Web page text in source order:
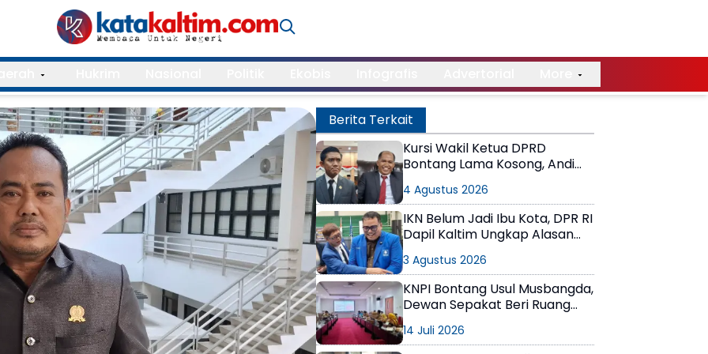
Berita Terkait
Kursi Wakil Ketua DPRD
Bontang Lama Kosong, Andi
Proses di PDIP, Joni Tanggapi
Ada yang Sampai 1 Tahun
4 Agustus 2026
IKN Belum Jadi Ibu Kota, DPR RI
Dapil Kaltim Ungkap Alasan
3 Agustus 2026
KNPI Bontang Usul Musbangda,
Dewan Sepakat Beri Ruang
14 Juli 2026